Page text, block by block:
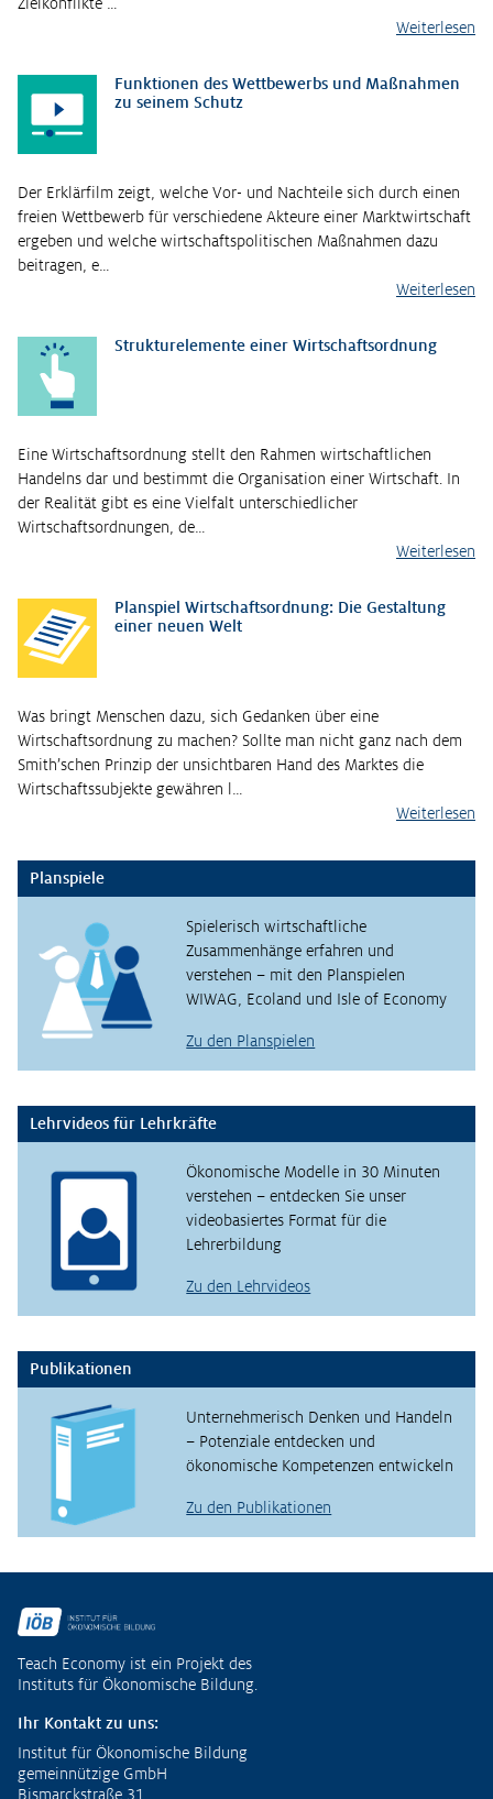
Weiterlesen
Funktionen des Wettbewerbs und Maßnahmen
zu seinem Schutz
Der Erklärfilm zeigt, welche Vor- und Nachteile sich durch einen
freien Wettbewerb für verschiedene Akteure einer Marktwirtschaft
ergeben und welche wirtschaftspolitischen Maßnahmen dazu
beitragen, e…
Weiterlesen
Strukturelemente einer Wirtschaftsordnung
Eine Wirtschaftsordnung stellt den Rahmen wirtschaftlichen
Handelns dar und bestimmt die Organisation einer Wirtschaft. In
der Realität gibt es eine Vielfalt unterschiedlicher
Wirtschaftsordnungen, de…
Weiterlesen
Planspiel Wirtschaftsordnung: Die Gestaltung
einer neuen Welt
Was bringt Menschen dazu, sich Gedanken über eine
Wirtschaftsordnung zu machen? Sollte man nicht ganz nach dem
Smith’schen Prinzip der unsichtbaren Hand des Marktes die
Wirtschaftssubjekte gewähren l…
Weiterlesen
Planspiele
Spielerisch wirtschaftliche
Zusammenhänge erfahren und
verstehen – mit den Planspielen
WIWAG, Ecoland und Isle of Economy
Zu den Planspielen
Lehrvideos für Lehrkräfte
Ökonomische Modelle in 30 Minuten
verstehen – entdecken Sie unser
videobasiertes Format für die
Lehrerbildung
Zu den Lehrvideos
Publikationen
Unternehmerisch Denken und Handeln
– Potenziale entdecken und
ökonomische Kompetenzen entwickeln
Zu den Publikationen
Teach Economy ist ein Projekt des
Instituts für Ökonomische Bildung.
Ihr Kontakt zu uns:
Institut für Ökonomische Bildung
gemeinnützige GmbH
Bismarckstraße 31